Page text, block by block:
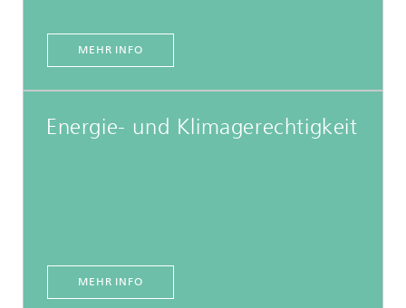
MEHR INFO
Energie- und Klimagerechtigkeit
MEHR INFO